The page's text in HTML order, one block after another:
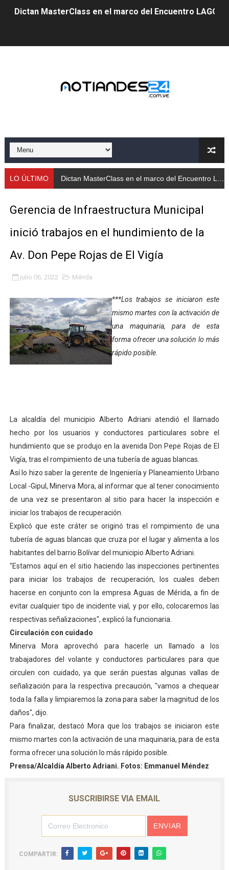
Dictan MasterClass en el marco del Encuentro LAGO
Gobernador Arnaldo Sánchez apadrina a más de 993
Mérida fortalece su reserva deportiva de cara a
Gobernación de Mérida instalará mesa de trabajo con
Fundecem ofrece taller de bordado en punto de cruz
Gobierno bolivariano avanza en la transformación del
Instituto Nacional de Nutrición celebra Semana
Gobernación de Mérida fortalece el desarrollo
Corposalud inició talleres para aspirantes al curso de
Campo Elías consolida plan de bacheo en el sector La
Fundecem inició con éxito el taller vacacional de
El Lactario del Iahula celebra la Semana Mundial de la
Plan Vacacional "Venezuela Ríe 2026" brinda
Inicia el plan vacacional Venezuela Renace en el
Entregan planta eléctrica para fortalecer la atención
Expertos inspeccionan espacios del OAN para la
LO ÚLTIMO Dictan MasterClass en el marco del Encuentro LAGO Venezuela, edición Mérida
Gerencia de Infraestructura Municipal
inició trabajos en el hundimiento de la
Av. Don Pepe Rojas de El Vigía
julio 06, 2022 Mérida
***Los trabajos se iniciaron este
mismo martes con la activación de
una maquinaria, para de esta
forma ofrecer una solución lo más
rápido posible.
La alcaldía del municipio Alberto Adriani atendió el llamado
hecho por los usuarios y conductores particulares sobre el
hundimiento que se produjo en la avenida Don Pepe Rojas de El
Vigía, tras el rompimiento de una tubería de aguas blancas.
Así lo hizo saber la gerente de Ingeniería y Planeamiento Urbano
Local -Gipul, Minerva Mora, al informar que al tener conocimiento
de una vez se presentaron al sitio para hacer la inspección e
iniciar los trabajos de recuperación.
Explicó que este cráter se originó tras el rompimiento de una
tubería de aguas blancas que cruza por el lugar y alimenta a los
habitantes del barrio Bolívar del municipio Alberto Adriani.
"Estamos aquí en el sitio haciendo las inspecciones pertinentes
para iniciar los trabajos de recuperación, los cuales deben
hacerse en conjunto con la empresa Aguas de Mérida, a fin de
evitar cualquier tipo de incidente vial, y por ello, colocaremos las
respectivas señalizaciones", explicó la funcionaria.
Circulación con cuidado
Minerva Mora aprovechó para hacerle un llamado a los
trabajadores del volante y conductores particulares para que
circulen con cuidado, ya que serán puestas algunas vallas de
señalización para la respectiva precaución, "vamos a chequear
toda la falla y limpiaremos la zona para saber la magnitud de los
daños", dijo.
Para finalizar, destacó Mora que los trabajos se iniciaron este
mismo martes con la activación de una maquinaria, para de esta
forma ofrecer una solución lo más rápido posible.
Prensa/Alcaldía Alberto Adriani. Fotos: Emmanuel Méndez
SUSCRIBIRSE VIA EMAIL
COMPARTIR: